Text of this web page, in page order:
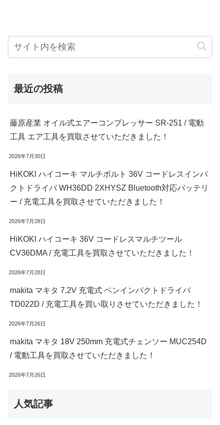
最近の投稿
藤原産業 オイル式エアーコンプレッサー SR-251 / 電動
工具 エア工具を買取させていただきました！
2026年7月30日
HiKOKI ハイコーキ マルチボルト 36V コードレスインパ
クトドライバ WH36DD 2XHYSZ Bluetooth対応バッテリ
ー / 充電工具を買取させていただきました！
2026年7月28日
HiKOKI ハイコーキ 36V コードレスマルチツール
CV36DMA / 充電工具を買取させていただきました！
2026年7月28日
makita マキタ 7.2V 充電式 ペンインパクトドライバ
TD022D / 充電工具を買い取りさせていただきました！
2026年7月26日
makita マキタ 18V 250mm 充電式チェンソー MUC254D
/ 電動工具を買取させていただきました！
2026年7月26日
人気記事